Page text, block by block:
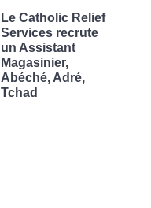
Le Catholic Relief
Services recrute
un Assistant
Magasinier,
Abéché, Adré,
Tchad